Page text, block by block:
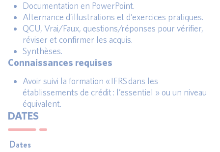
Documentation en PowerPoint.
Alternance d’illustrations et d’exercices pratiques.
QCU, Vrai/Faux, questions/réponses pour vérifier,
réviser et confirmer les acquis.
Synthèses.
Connaissances requises
Avoir suivi la formation « IFRS dans les
établissements de crédit : l’essentiel » ou un niveau
équivalent.
DATES
Dates